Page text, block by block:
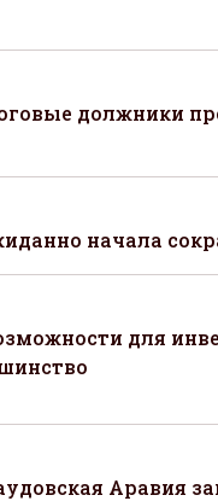
должники
начала
для
Аравия